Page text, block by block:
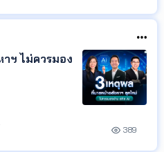
ฯ ไม่ควรมอง
389